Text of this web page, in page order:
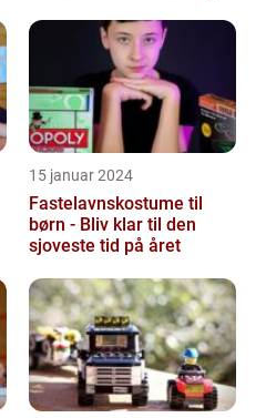
st...
15 januar 2024
Fastelavnskostume til
børn - Bliv klar til den
sjoveste tid på året